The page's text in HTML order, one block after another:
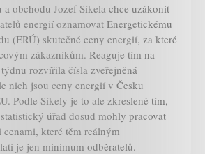
obchodu Jozef Síkela chce uzákonit
energií oznamovat Energetickému
(ERÚ) skutečné ceny energií, za které
zákazníkům. Reaguje tím na
rozvířila čísla zveřejněná
nich jsou ceny energií v Česku
Podle Síkely je to ale zkreslené tím,
úřad dosud mohly pracovat
které těm reálným
je jen minimum odběratelů.